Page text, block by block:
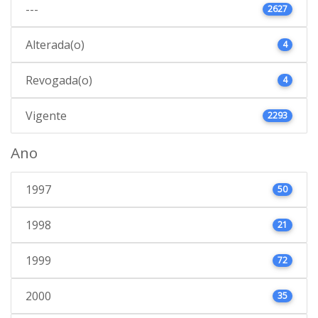
--- 2627
Alterada(o) 4
Revogada(o) 4
Vigente 2293
Ano
1997 50
1998 21
1999 72
2000 35